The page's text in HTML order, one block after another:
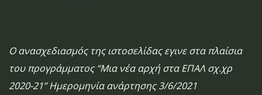
Ο ανασχεδιασμός της ιστοσελίδας εγινε στα πλαίσια
του προγράμματος “Μια νέα αρχή στα ΕΠΑΛ σχ.χρ
2020-21” Ημερομηνία ανάρτησης 3/6/2021